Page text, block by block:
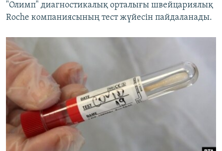
"Олимп" диагностикалық орталығы швейцариялық
Roche компаниясының тест жүйесін пайдаланады.